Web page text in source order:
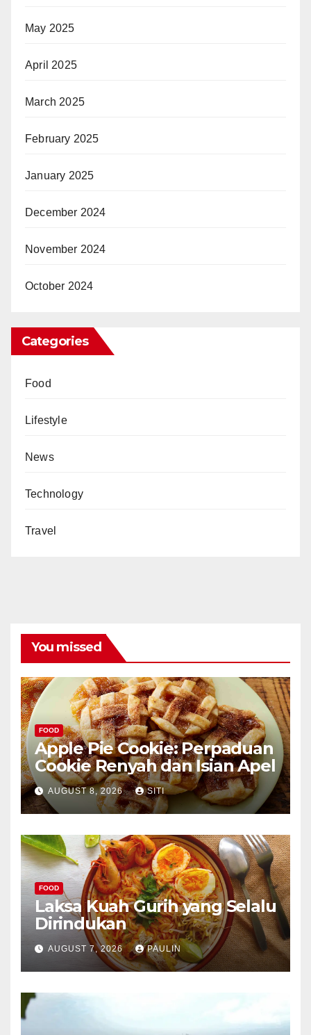
May 2025
April 2025
March 2025
February 2025
January 2025
December 2024
November 2024
October 2024
Categories
Food
Lifestyle
News
Technology
Travel
You missed
FOOD
Apple Pie Cookie: Perpaduan
Cookie Renyah dan Isian Apel
AUGUST 8, 2026 SITI
FOOD
Laksa Kuah Gurih yang Selalu
Dirindukan
AUGUST 7, 2026 PAULIN